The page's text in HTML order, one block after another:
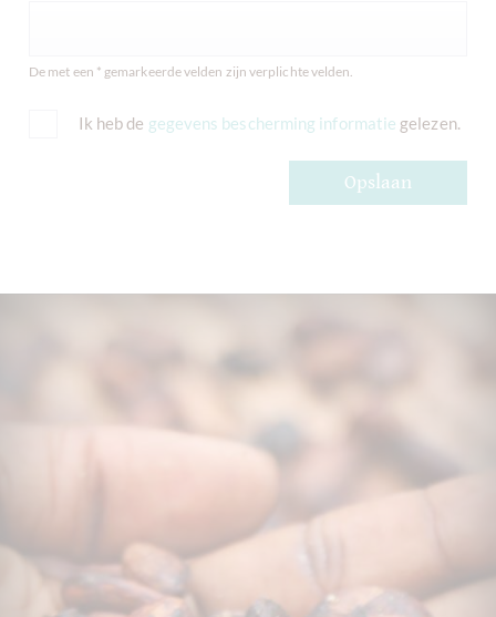
De met een * gemarkeerde velden zijn verplichte velden.
Ik heb de gegevens bescherming informatie gelezen.
Opslaan